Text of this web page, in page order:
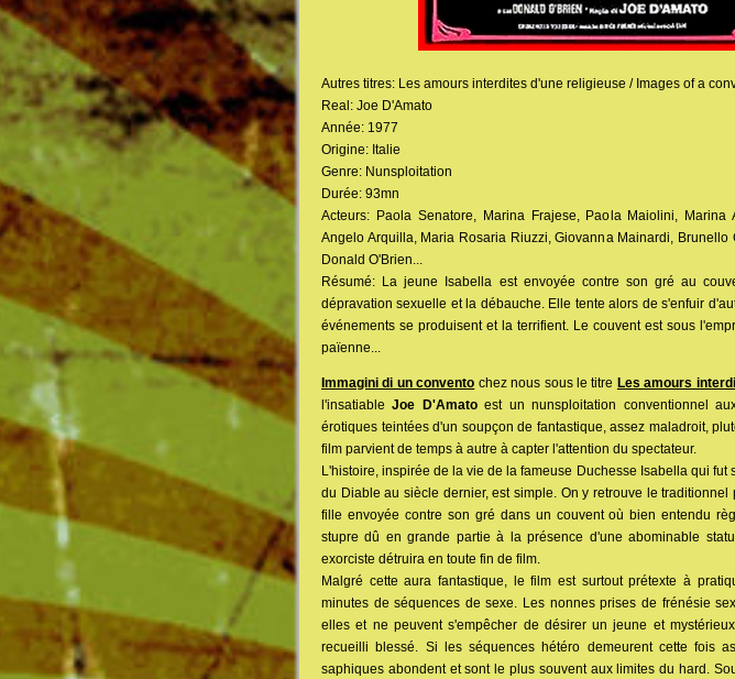
Autres titres: Les amours interdites d'une religieuse / Images of a
Real: Joe D'Amato
Année: 1977
Origine: Italie
Genre: Nunsploitation
Durée: 93mn
Acteurs: Paola Senatore, Marina Frajese, Paola Maiolini, Marina
Angelo Arquilla, Maria Rosaria Riuzzi, Giovanna Mainardi, Brunello
Donald O'Brien...
Résumé: La jeune Isabella est envoyée contre son gré au
dépravation sexuelle et la débauche. Elle tente alors de s'enfuir
événements se produisent et la terrifient. Le couvent est sous
païenne...
Immagini di un convento chez nous sous le titre Les amours
l'insatiableJoe D'Amatoest un nunsploitation conventionnel
érotiques teintées d'un soupçon de fantastique, assez maladroit,
film parvient de temps à autre à capter l'attention du spectateur.
L'histoire, inspirée de la vie de la fameuse Duchesse Isabella qui fut
du Diable au siècle dernier, est simple. On y retrouve le
fille envoyée contre son gré dans un couvent où bien entendu
stupre dû en grande partie à la présence d'une abominable
exorciste détruira en toute fin de film.
Malgré cette aura fantastique, le film est surtout prétexte à
minutes de séquences de sexe. Les nonnes prises de frénésie
elles et ne peuvent s'empêcher de désirer un jeune et
recueilli blessé. Si les séquences hétéro demeurent cette fois
saphiques abondent et sont le plus souvent aux limites du hard.